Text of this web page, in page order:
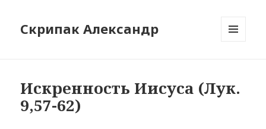
Скрипак Александр
Искренность Иисуса (Лук.
9,57-62)